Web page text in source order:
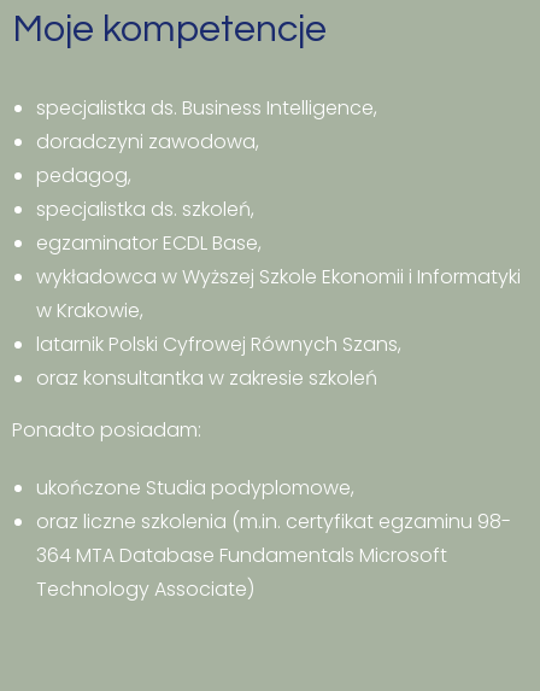
Moje kompetencje
specjalistka ds. Business Intelligence,
doradczyni zawodowa,
pedagog,
specjalistka ds. szkoleń,
egzaminator ECDL Base,
wykładowca w Wyższej Szkole Ekonomii i Informatyki
w Krakowie,
latarnik Polski Cyfrowej Równych Szans,
oraz konsultantka w zakresie szkoleń
Ponadto posiadam:
ukończone Studia podyplomowe,
oraz liczne szkolenia (m.in. certyfikat egzaminu 98-
364 MTA Database Fundamentals Microsoft
Technology Associate)